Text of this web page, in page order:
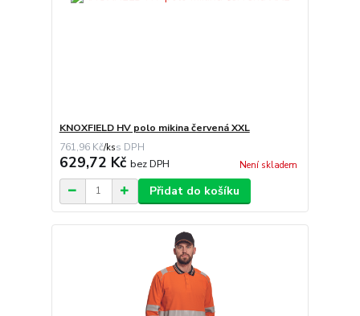
KNOXFIELD HV polo mikina červená XXL
761,96 Kč/ks
629,72 Kč bez DPH Není skladem
Přidat do košíku